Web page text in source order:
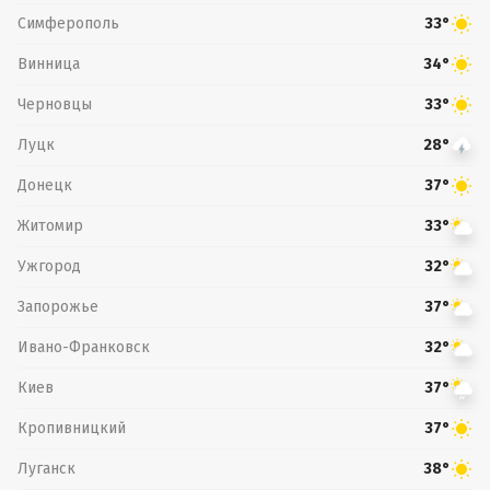
Симферополь 33°
Винница 34°
Черновцы 33°
Луцк 28°
Донецк 37°
Житомир 33°
Ужгород 32°
Запорожье 37°
Ивано-Франковск 32°
Киев 37°
Кропивницкий 37°
Луганск 38°